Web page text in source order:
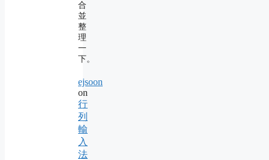
合
並
整
理
一
下。
ejsoon
on
行
列
輸
入
法